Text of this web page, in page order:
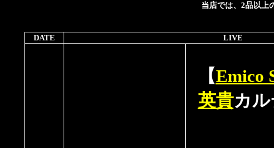
当店では、2品以上
DATE LIVE
【Emico
英貴カ